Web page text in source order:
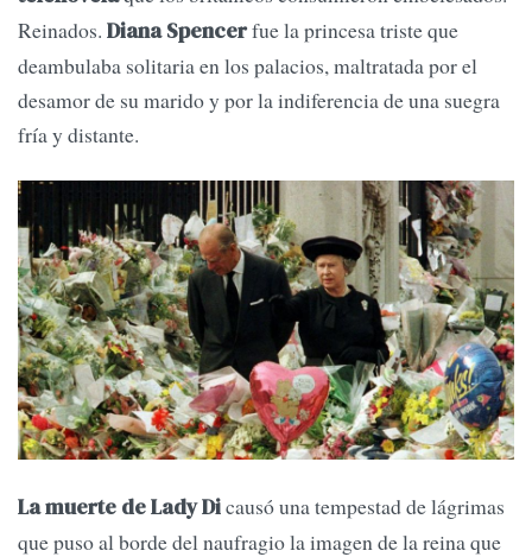
Reinados. Diana Spencerfue la princesa triste que
deambulaba solitaria en los palacios, maltratada por el
desamor de su marido y por la indiferencia de una suegra
fría y distante.
La muerte de Lady Dicausó una tempestad de lágrimas
que puso al borde del naufragio la imagen de la reina que